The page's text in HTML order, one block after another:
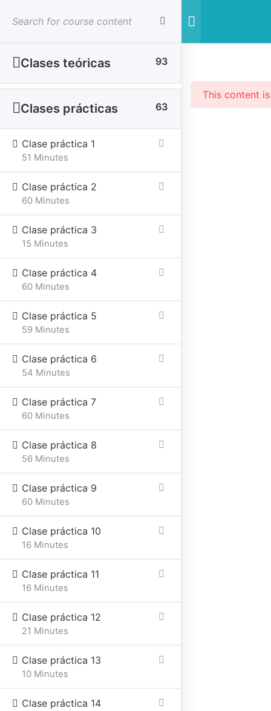
Iniciar sesión Cerrar sesion
Home Cursos online
Constelaciones Familiares
Clases teóricas 93
Clases prácticas 63
Clase práctica 1
51 Minutes
Clase práctica 2
60 Minutes
Clase práctica 3
15 Minutes
Clase práctica 4
60 Minutes
Clase práctica 5
59 Minutes
Clase práctica 6
54 Minutes
Clase práctica 7
60 Minutes
Clase práctica 8
56 Minutes
Clase práctica 9
60 Minutes
Clase práctica 10
16 Minutes
Clase práctica 11
16 Minutes
Clase práctica 12
21 Minutes
Clase práctica 13
10 Minutes
Clase práctica 14
This content
Ubicación
plata
Email